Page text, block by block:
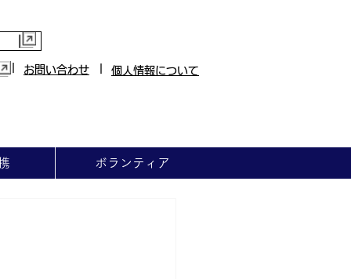
お問い合わせ 個人情報について
ボランティア